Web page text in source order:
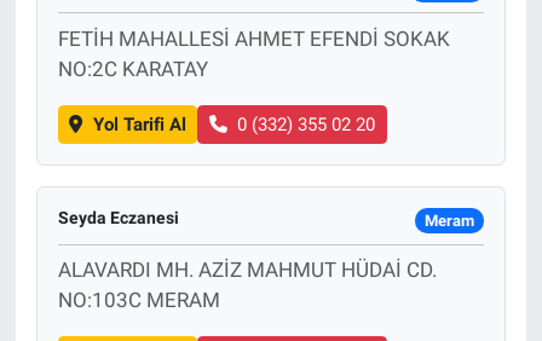
FETİH MAHALLESİ AHMET EFENDİ SOKAK
NO:2C KARATAY
Yol Tarifi Al 0 (332) 355 02 20
Seyda Eczanesi Meram
ALAVARDI MH. AZİZ MAHMUT HÜDAİ CD.
NO:103C MERAM